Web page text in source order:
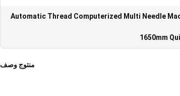
Automatic Thread Computerized Multi Needle
1650mm
منتوج وصف